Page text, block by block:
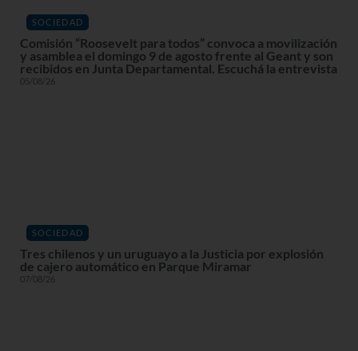
SOCIEDAD
Comisión “Roosevelt para todos” convoca a movilización
y asamblea el domingo 9 de agosto frente al Geant y son
recibidos en Junta Departamental. Escuchá la entrevista
05/08/26
SOCIEDAD
Tres chilenos y un uruguayo a la Justicia por explosión
de cajero automático en Parque Miramar
07/08/26